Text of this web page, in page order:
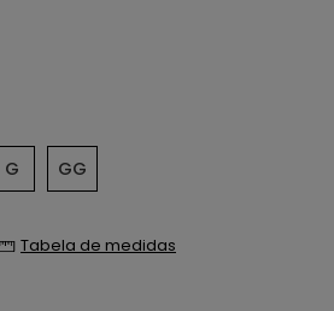
G GG
Tabela de medidas